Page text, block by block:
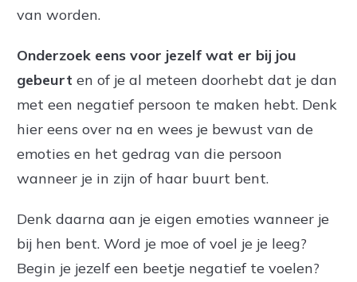
van worden.
Onderzoek eens voor jezelf wat er bij jou
gebeurt en of je al meteen doorhebt dat je dan
met een negatief persoon te maken hebt. Denk
hier eens over na en wees je bewust van de
emoties en het gedrag van die persoon
wanneer je in zijn of haar buurt bent.
Denk daarna aan je eigen emoties wanneer je
bij hen bent. Word je moe of voel je je leeg?
Begin je jezelf een beetje negatief te voelen?